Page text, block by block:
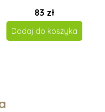
83 zł
Dodaj do koszyka